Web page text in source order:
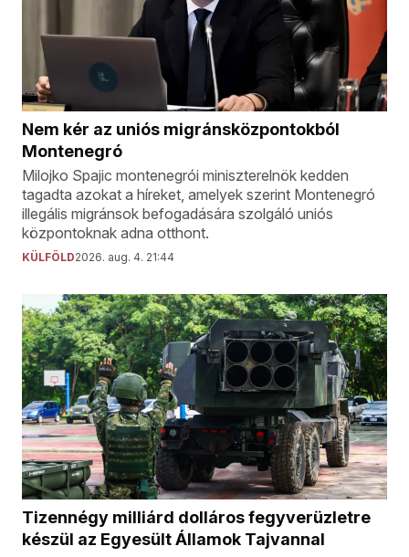
Nem kér az uniós migránsközpontokból
Montenegró
Milojko Spajic montenegrói miniszterelnök kedden
tagadta azokat a híreket, amelyek szerint Montenegró
illegális migránsok befogadására szolgáló uniós
központoknak adna otthont.
KÜLFÖLD2026. aug. 4. 21:44
Tizennégy milliárd dolláros fegyverüzletre
készül az Egyesült Államok Tajvannal